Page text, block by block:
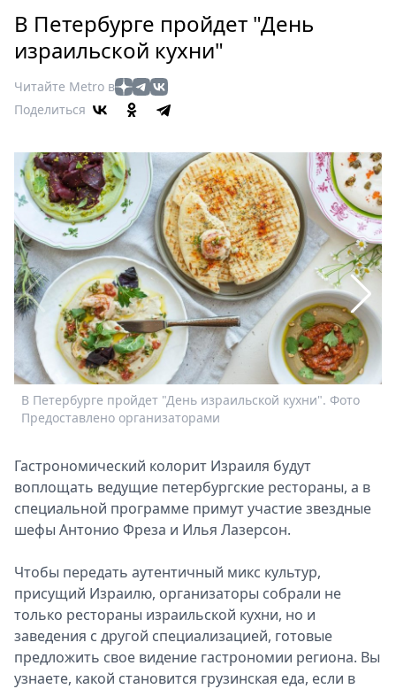
Россия
Мир
Здоровье
Туризм
Мода
Театр
Кино
Афиша
Книги
Выставки
Пресс-
релизы
О
Metro
Стримы
Спецпроекты
Выборы
2026
Скачай
Metro
В Петербурге пройдет "День
израильской кухни"
Читайте Metro в
Поделиться
В Петербурге пройдет "День израильской кухни". Фото
Предоставлено организаторами
Гастрономический колорит Израиля будут
воплощать ведущие петербургские рестораны, а в
специальной программе примут участие звездные
шефы Антонио Фреза и Илья Лазерсон.
Чтобы передать аутентичный микс культур,
присущий Израилю, организаторы собрали не
только рестораны израильской кухни, но и
заведения с другой специализацией, готовые
предложить свое видение гастрономии региона. Вы
узнаете, какой становится грузинская еда, если в